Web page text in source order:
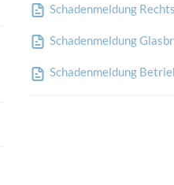
Schadenmeldung
Schadenmeldung
Schadenmeldung